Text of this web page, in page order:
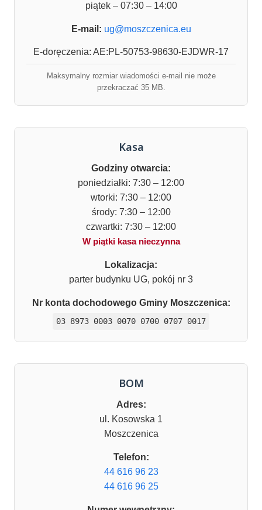
piątek – 07:30 – 14:00
E-mail: ug@moszczenica.eu
E-doręczenia: AE:PL-50753-98630-EJDWR-17
Maksymalny rozmiar wiadomości e-mail nie może
przekraczać 35 MB.
Kasa
Godziny otwarcia:
poniedziałki: 7:30 – 12:00
wtorki: 7:30 – 12:00
środy: 7:30 – 12:00
czwartki: 7:30 – 12:00
W piątki kasa nieczynna
Lokalizacja:
parter budynku UG, pokój nr 3
Nr konta dochodowego Gminy Moszczenica:
03 8973 0003 0070 0700 0707 0017
BOM
Adres:
ul. Kosowska 1
Moszczenica
Telefon:
44 616 96 23
44 616 96 25